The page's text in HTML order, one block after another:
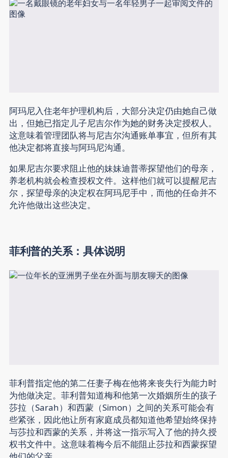
阿玛尼入住老年护理机构后，大部分决定仍由她自己做
出，但她已指定儿子尼吉尔作为她的财务决定授权人。
这意味着管理团队将与尼吉尔沟通账单事宜，但所有其
他决定都将直接与阿玛尼沟通。
如果尼吉尔要求阻止他的妹妹迪普蒂探望他们的母亲，
养老机构就会检查授权文件。这样他们就可以提醒尼吉
尔，探望母亲的决定权在阿玛尼手中，而他的任命并不
允许他做出这些决定。
菲利普的关系：具体说明
菲利普指定他的第二任妻子梅在他将来丧失行为能力时
为他做决定。菲利普知道梅和他第一次婚姻所生的孩子
莎拉（Sarah）和西蒙（Simon）之间的关系可能会有
些紧张，因此他让所有家庭成员都知道他希望始终保持
与莎拉和西蒙的关系，并将这一指示写入了他的持久授
权书文件中。这意味着梅今后不能阻止莎拉和西蒙探望